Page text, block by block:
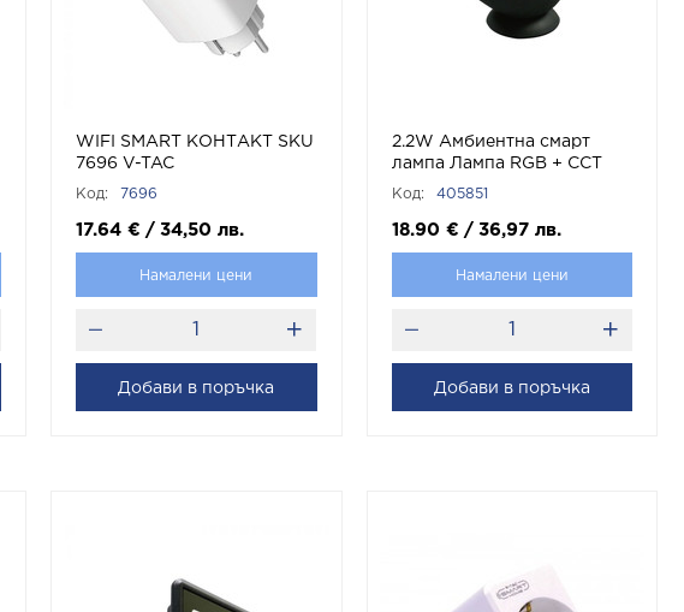
WIFI SMART КОНТАКТ SKU
7696 V-TAC
Код: 7696
17.64 € / 34,50 лв.
Намалени цени
Добави в поръчка
2.2W Амбиентна смарт
лампа Лампа RGB + CCT
съвместима с Amazon
405851 V-TAC
Код: 405851
18.90 € / 36,97 лв.
Намалени цени
Добави в поръчка